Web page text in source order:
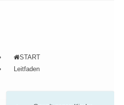
START
Leitfaden